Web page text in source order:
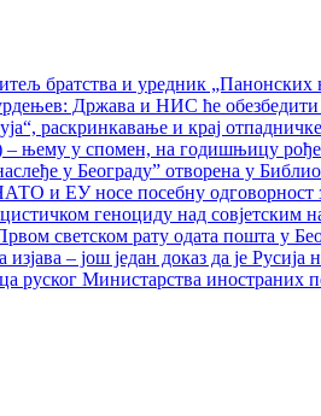
братства и уредник
Држава и НИС ће обезбедити
раскринкавање и крај
њему у спомен, на годишњицу
у Београду” отворена у
и ЕУ носе посебну одговорност
геноциду над совјетским
светском рату одата пошта у
– још један доказ да је
руског Министарства иностраних